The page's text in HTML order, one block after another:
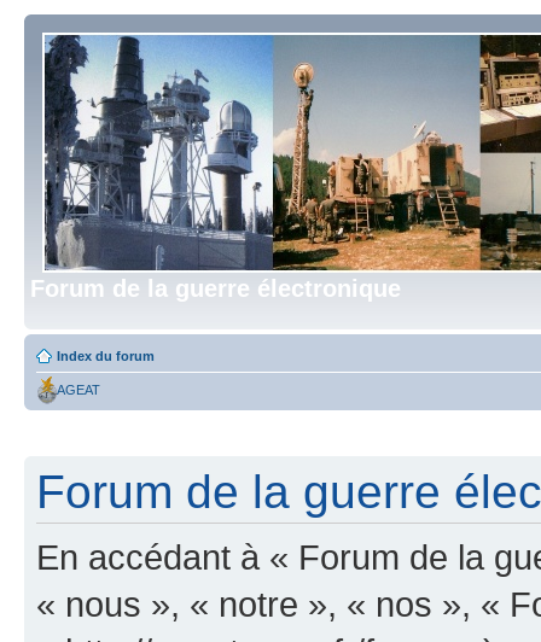
Forum de la guerre électronique
Index du forum
AGEAT
Forum de la guerre
En accédant à « Forum de la
« nous », « notre », « nos », «